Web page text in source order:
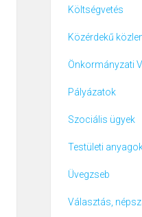
Költségvetés
Közérdekű
Önkormányzati
Pályázatok
Szociális ügyek
Testületi
Üvegzseb
Választás,